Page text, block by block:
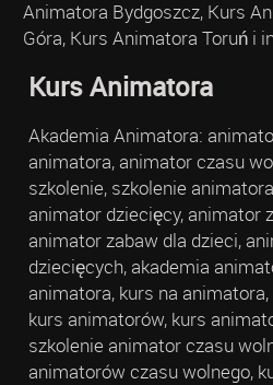
Animatora Bydgoszcz, Kurs
Góra, Kurs Animatora Toruń i
Kurs Animatora
Akademia Animatora:
animatora, animator czasu
szkolenie, szkolenie
animator dziecięcy, animator
animator zabaw dla dzieci,
dziecięcych, akademia
animatora, kurs na
kurs animatorów, kurs
szkolenie animator czasu
animatorów czasu wolnego,